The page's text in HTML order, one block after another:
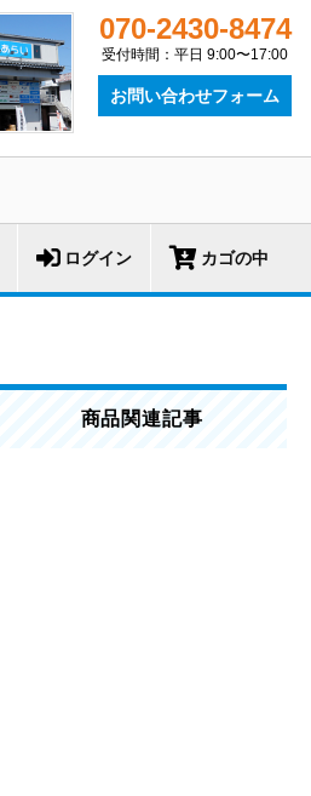
070-2430-8474
受付時間：平日 9:00〜17:00
お問い合わせフォーム
ログイン カゴの中
商品関連記事